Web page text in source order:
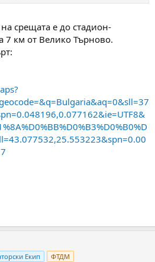
срещата е до стадион-
7 км от Велико Търново.
Екип ФТДМ